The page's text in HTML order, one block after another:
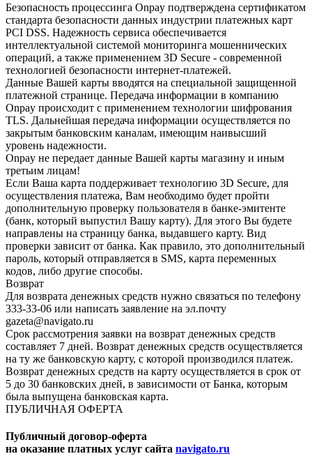
Безопасность процессинга Onpay подтверждена сертификатом
стандарта безопасности данных индустрии платежных карт
PCI DSS. Надежность сервиса обеспечивается
интеллектуальной системой мониторинга мошеннических
операций, а также применением 3D Secure - современной
технологией безопасности интернет-платежей.
Данные Вашей карты вводятся на специальной защищенной
платежной странице. Передача информации в компанию
Onpay происходит с применением технологии шифрования
TLS. Дальнейшая передача информации осуществляется по
закрытым банковским каналам, имеющим наивысший
уровень надежности.
Onpay не передает данные Вашей карты магазину и иным
третьим лицам!
Если Ваша карта поддерживает технологию 3D Secure, для
осуществления платежа, Вам необходимо будет пройти
дополнительную проверку пользователя в банке-эмитенте
(банк, который выпустил Вашу карту). Для этого Вы будете
направлены на страницу банка, выдавшего карту. Вид
проверки зависит от банка. Как правило, это дополнительный
пароль, который отправляется в SMS, карта переменных
кодов, либо другие способы.
Возврат
Для возврата денежных средств нужно связаться по телефону
333-33-06 или написать заявление на эл.почту
gazeta@navigato.ru
Срок рассмотрения заявки на возврат денежных средств
составляет 7 дней. Возврат денежных средств осуществляется
на ту же банковскую карту, с которой производился платеж.
Возврат денежных средств на карту осуществляется в срок от
5 до 30 банковских дней, в зависимости от Банка, которым
была выпущена банковская карта.
ПУБЛИЧНАЯ ОФЕРТА
Публичный договор-оферта
на оказание платных услуг сайта navigato.ru